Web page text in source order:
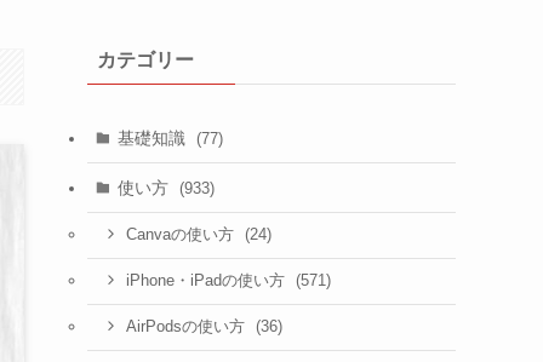
カテゴリー
基礎知識 (77)
使い方 (933)
Canvaの使い方 (24)
iPhone・iPadの使い方 (571)
AirPodsの使い方 (36)